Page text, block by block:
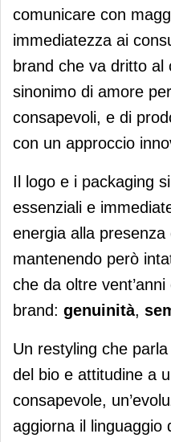
comunicare con
immediatezza ai
brand che va dritto al
sinonimo di amore
consapevoli, e di
con un approccio
Il logo e i packaging
essenziali e
energia alla
mantenendo però
che da oltre
brand: genuinità,
Un restyling che
del bio e attitudine a
consapevole,
aggiorna il linguaggio